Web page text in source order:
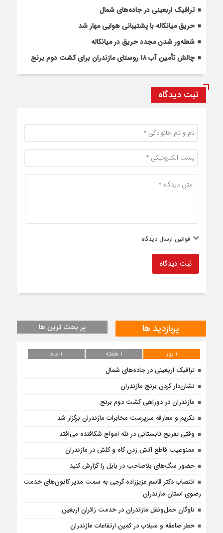
ترافیک اربعینی در جاده‌های شمال
حریق میانکاله با پشتیبانی هوایی مهار شد
شعله‌ور شدن مجدد حریق در میانکاله
چالش تأمین آب ۱۸ روستای مازندران برای کشت دوم برنج
ثبت دیدگاه
قوانین ارسال دیدگاه
ثبت دیدگاه
پربازدید ها پر بحث ترین ها
۱ روز ۱ هفته
۱ ماه
ترافیک اربعینی در جاده‌های شمال
نشان‌دار کردن برنج مازندران
مازندران در دوراهی کشت دوم برنج
تکریم و معارفه سرپرست مخابرات مازندران برگزار شد
وقتی تفریح تابستانی در تله امواج شکافنده می‌افتد
ممنوعیت قاطع آتش زدن کاه و کلش در مازندران
حضور سگ‌های بلاصاحب در بابل را ‌گزارش کنید
انتصاب دکتر قاسم عزیززاده گرجی به سمت مدیر کانون‌های خدمت
رضوی استان مازندران
ناوگان حمل‌ونقل مازندران در خدمت زائران اربعین
خطر صاعقه و سیلاب در کمین ارتفاعات مازندران